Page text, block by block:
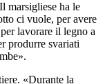
marsigliese ha le
ci vuole, per avere
lavorare il legno a
produrre svariati
«Durante la